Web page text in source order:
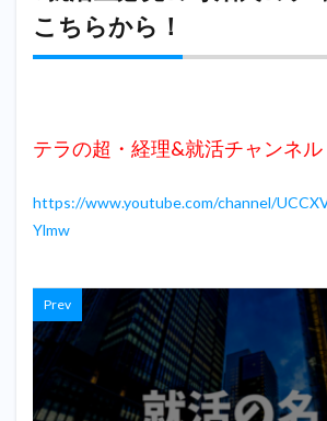
こちらから！
テラの超・経理&就活チャンネル
https://www.youtube.com/channel/
Ylmw
Prev